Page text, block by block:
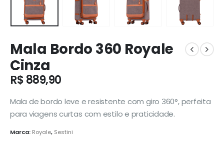
Mala Bordo 360 Royale
Cinza
R$889,90
Mala de bordo leve e resistente com giro 360°, perfeita
para viagens curtas com estilo e praticidade.
Marca: Royale, Sestini